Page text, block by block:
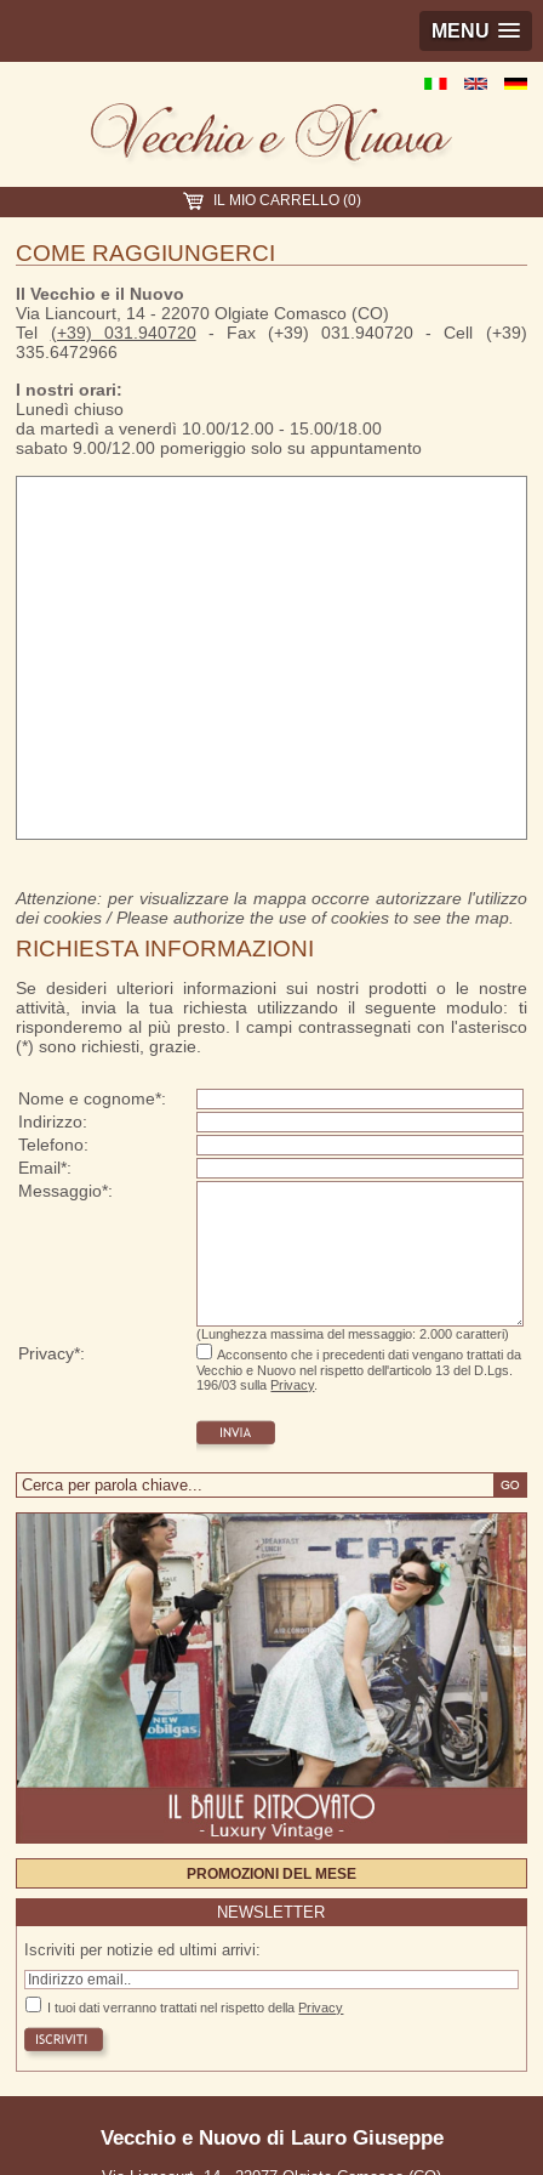
MENU
IL MIO CARRELLO (0)
COME RAGGIUNGERCI
Il Vecchio e il Nuovo
Via Liancourt, 14 - 22070 Olgiate Comasco (CO)
Tel (+39) 031.940720- Fax (+39) 031.940720 - Cell (+39)
335.6472966
I nostri orari:
Lunedì chiuso
da martedì a venerdì 10.00/12.00 - 15.00/18.00
sabato 9.00/12.00 pomeriggio solo su appuntamento
Attenzione: per visualizzare la mappa occorre autorizzare l'utilizzo
dei cookies / Please authorize the use of cookies to see the map.
RICHIESTA INFORMAZIONI
Se desideri ulteriori informazioni sui nostri prodotti o le nostre
attività, invia la tua richiesta utilizzando il seguente modulo: ti
risponderemo al più presto. I campi contrassegnati con l'asterisco
(*) sono richiesti, grazie.
Nome e cognome*:
Indirizzo:
Telefono:
Email*:
Messaggio*:
(Lunghezza massima del messaggio: 2.000 caratteri)
Privacy*:
Acconsento che i precedenti dati vengano trattati da
Vecchio e Nuovo nel rispetto dell'articolo 13 del D.Lgs.
196/03 sulla Privacy.
PROMOZIONI DEL MESE
NEWSLETTER
Iscriviti per notizie ed ultimi arrivi:
I tuoi dati verranno trattati nel rispetto della Privacy
Vecchio e Nuovo di Lauro Giuseppe